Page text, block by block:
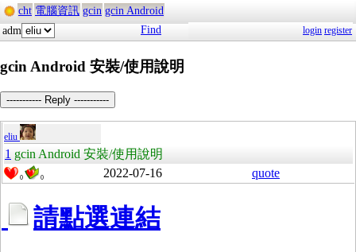
cht 電腦資訊 gcin gcin Android
adm
Find login register
gcin Android 安裝/使用說明
----------- Reply -----------
eliu
1 gcin Android 安裝/使用說明
0 0 2022-07-16 quote
請點選連結